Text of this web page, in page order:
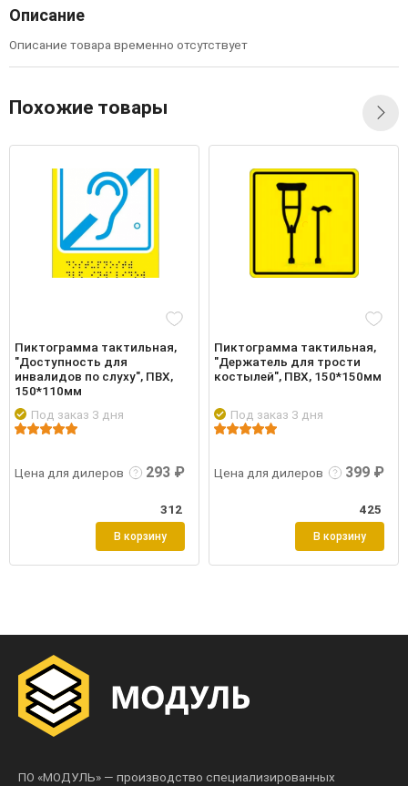
Описание
Описание товара временно отсутствует
Похожие товары
Пиктограмма тактильная,
"Доступность для
инвалидов по слуху", ПВХ,
150*110мм
Под заказ 3 дня
Цена для дилеров 293 ₽
312
В корзину
Пиктограмма тактильная,
"Держатель для трости
костылей", ПВХ, 150*150мм
Под заказ 3 дня
Цена для дилеров
Подробнее
399 ₽
425
В корзину
ПО «МОДУЛЬ» — производство специализированных